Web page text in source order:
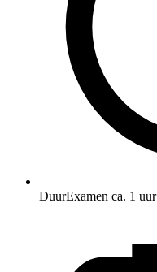
DuurExamen ca. 1 uur